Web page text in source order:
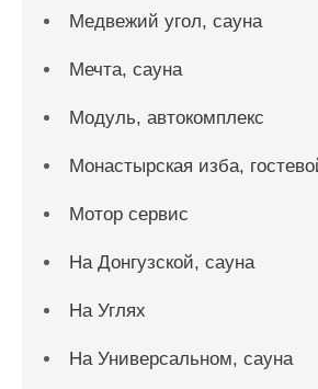
Медвежий угол, сауна
Мечта, сауна
Модуль, автокомплекс
Монастырская изба,
Мотор сервис
На Донгузской, сауна
На Углях
На Универсальном, сауна